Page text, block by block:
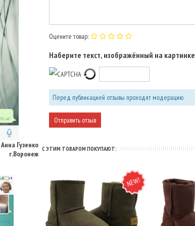
Анна Гузенко
г.Воронеж
Оцените товар:
Наберите текст, изображённый на картинке
Перед публикацией отзывы проходят модерацию
С ЭТИМ ТОВАРОМ ПОКУПАЮТ:
NEW